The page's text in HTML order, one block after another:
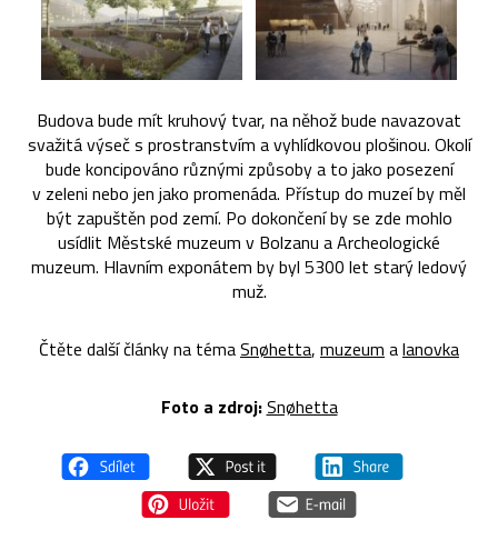
Budova bude mít kruhový tvar, na něhož bude navazovat
svažitá výseč s prostranstvím a vyhlídkovou plošinou. Okolí
bude koncipováno různými způsoby a to jako posezení
v zeleni nebo jen jako promenáda. Přístup do muzeí by měl
být zapuštěn pod zemí. Po dokončení by se zde mohlo
usídlit Městské muzeum v Bolzanu a Archeologické
muzeum. Hlavním exponátem by byl 5300 let starý ledový
muž.
Čtěte další články na témaSnøhetta, muzeum alanovka
Foto a zdroj:Snøhetta